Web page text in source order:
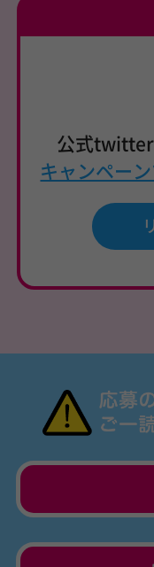
公式twitter
キャンペー